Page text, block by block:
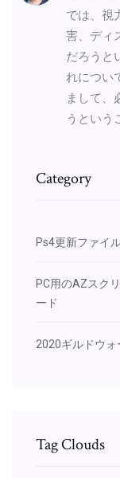
では、視
害、ディ
だろうと
れについ
まして、
うという
Category
Ps4更新ファイ
PC用のAZスク
ード
2020ギルドウ
Tag Clouds